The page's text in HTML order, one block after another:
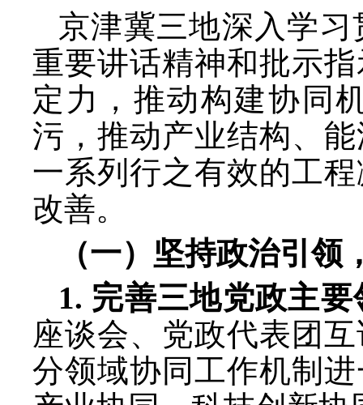
京津冀三地深入学
重要讲话精神和批示
定力，推动构建协同
污，推动产业结构、
一系列行之有效的工
改善。
（一）坚持政治引领
1. 完善三地党政主
座谈会、党政代表团
分领域协同工作机制